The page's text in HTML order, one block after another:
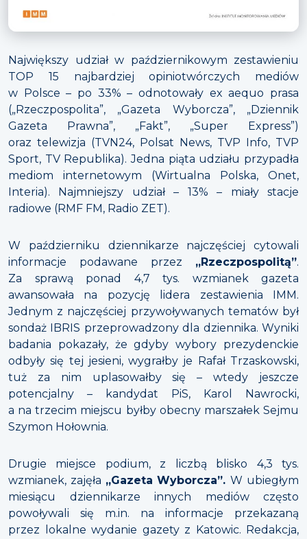
Największy udział w październikowym zestawieniu
TOP 15 najbardziej opiniotwórczych mediów
w Polsce – po 33% – odnotowały ex aequo prasa
(„Rzeczpospolita”, „Gazeta Wyborcza”, „Dziennik
Gazeta Prawna”, „Fakt”, „Super Express”)
oraz telewizja (TVN24, Polsat News, TVP Info, TVP
Sport, TV Republika). Jedna piąta udziału przypadła
mediom internetowym (Wirtualna Polska, Onet,
Interia). Najmniejszy udział – 13% – miały stacje
radiowe (RMF FM, Radio ZET).
W październiku dziennikarze najczęściej cytowali
informacje podawane przez „Rzeczpospolitą”.
Za sprawą ponad 4,7 tys. wzmianek gazeta
awansowała na pozycję lidera zestawienia IMM.
Jednym z najczęściej przywoływanych tematów był
sondaż IBRIS przeprowadzony dla dziennika. Wyniki
badania pokazały, że gdyby wybory prezydenckie
odbyły się tej jesieni, wygrałby je Rafał Trzaskowski,
tuż za nim uplasowałby się – wtedy jeszcze
potencjalny – kandydat PiS, Karol Nawrocki,
a na trzecim miejscu byłby obecny marszałek Sejmu
Szymon Hołownia.
Drugie miejsce podium, z liczbą blisko 4,3 tys.
wzmianek, zajęła „Gazeta Wyborcza”.W ubiegłym
miesiącu dziennikarze innych mediów często
powoływali się m.in. na informacje przekazaną
przez lokalne wydanie gazety z Katowic. Redakcja,